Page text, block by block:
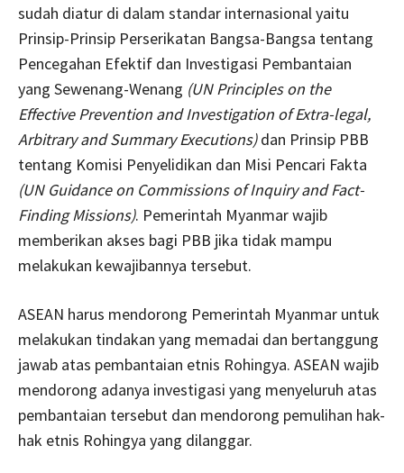
sudah diatur di dalam standar internasional yaitu
Prinsip-Prinsip Perserikatan Bangsa-Bangsa tentang
Pencegahan Efektif dan Investigasi Pembantaian
yang Sewenang-Wenang (UN Principles on the
Effective Prevention and Investigation of Extra-legal,
Arbitrary and Summary Executions)dan Prinsip PBB
tentang Komisi Penyelidikan dan Misi Pencari Fakta
(UN Guidance on Commissions of Inquiry and Fact-
Finding Missions). Pemerintah Myanmar wajib
memberikan akses bagi PBB jika tidak mampu
melakukan kewajibannya tersebut.
ASEAN harus mendorong Pemerintah Myanmar untuk
melakukan tindakan yang memadai dan bertanggung
jawab atas pembantaian etnis Rohingya. ASEAN wajib
mendorong adanya investigasi yang menyeluruh atas
pembantaian tersebut dan mendorong pemulihan hak-
hak etnis Rohingya yang dilanggar.